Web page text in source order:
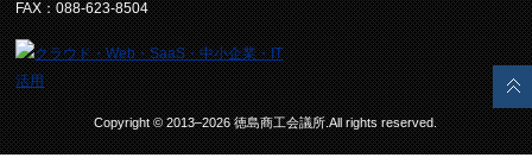
FAX：088-623-8504
Copyright © 2013–2026 徳島商工会議所.All rights reserved.